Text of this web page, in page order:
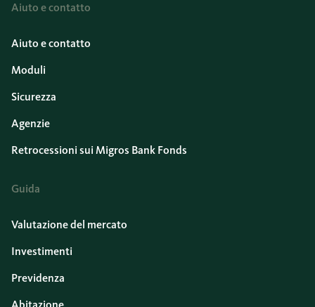
Aiuto e contatto
Aiuto e contatto
Moduli
Sicurezza
Agenzie
Retrocessioni sui Migros Bank Fonds
Guida
Valutazione del mercato
Investimenti
Previdenza